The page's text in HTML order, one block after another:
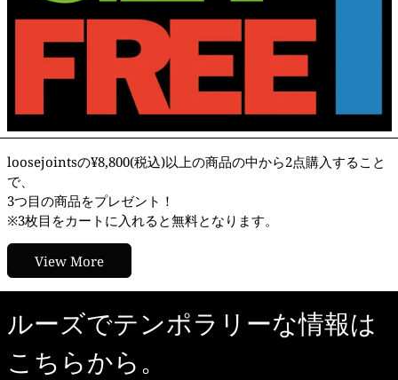
loosejointsの¥8,800(税込)以上の商品の中から2点購入すること
で、
3つ目の商品をプレゼント！
※3枚目をカートに入れると無料となります。
View More
ルーズでテンポラリーな情報は
こちらから。